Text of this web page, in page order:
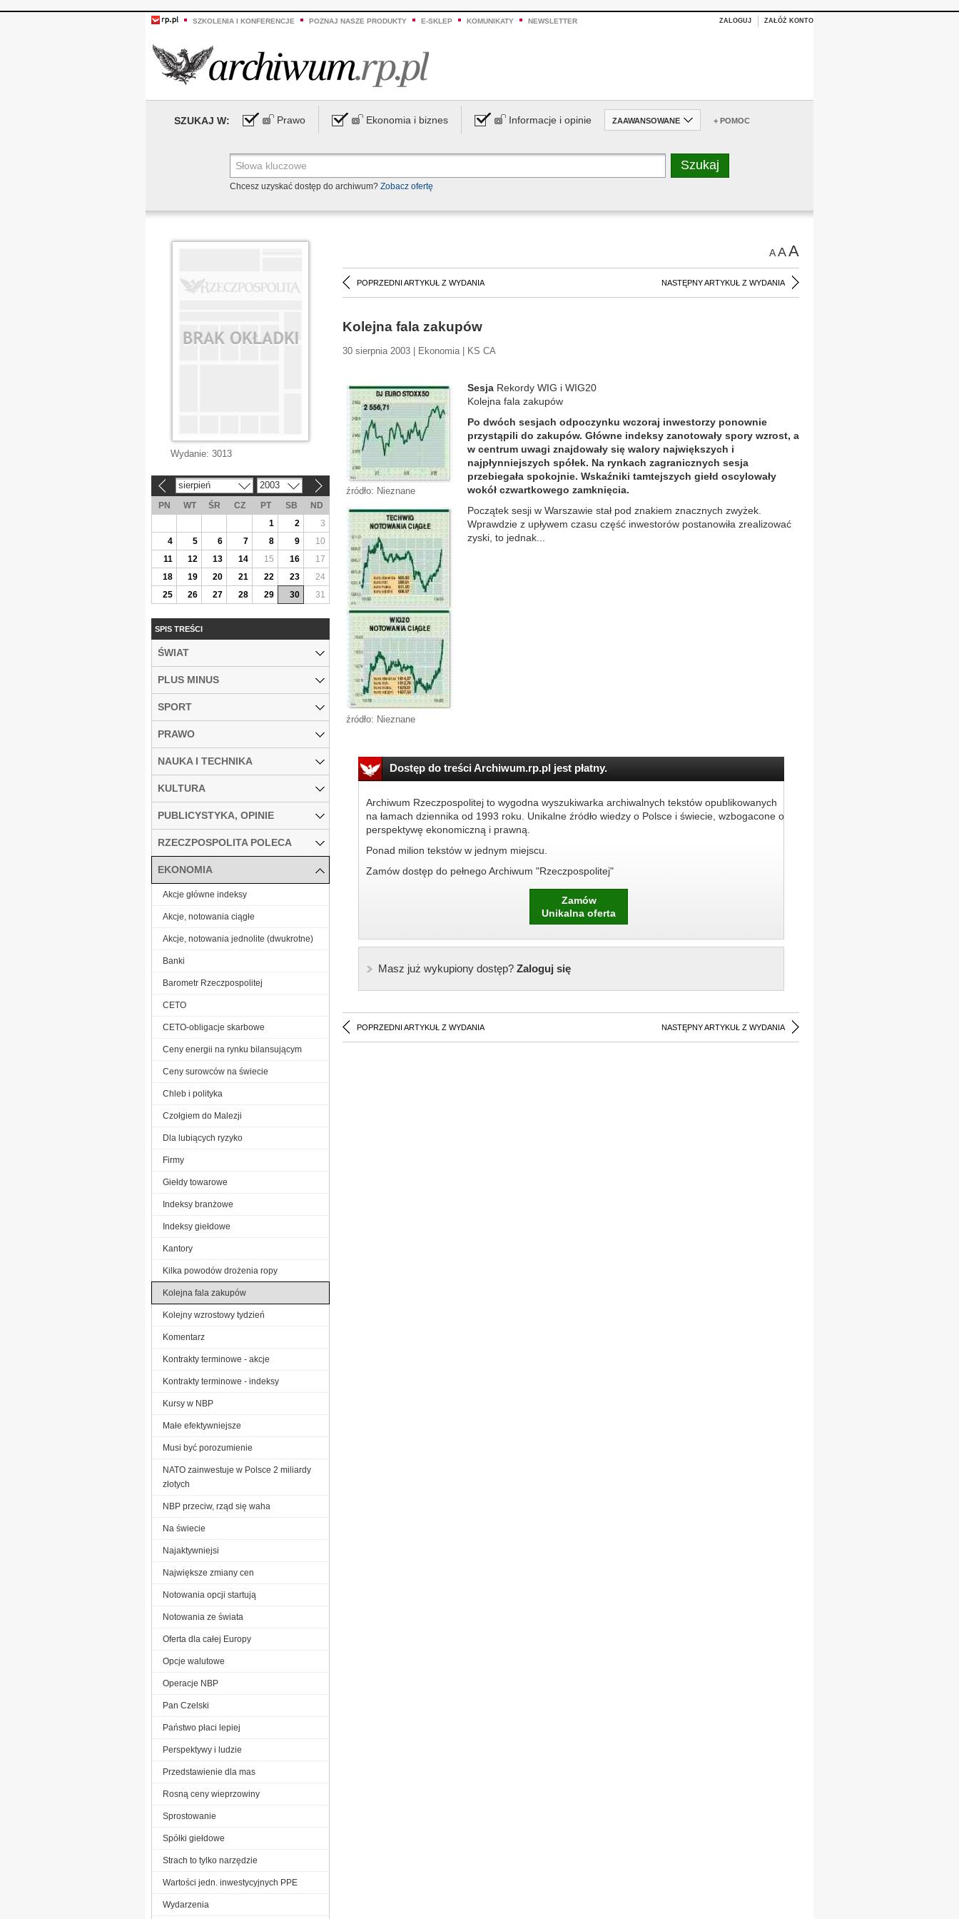
SZKOLENIA I KONFERENCJE POZNAJ NASZE PRODUKTY E-SKLEP KOMUNIKATY NEWSLETTER ZALOGUJ ZAŁÓŻ KONTO
SZUKAJ W: Prawo Ekonomia i biznes Informacje i opinie ZAAWANSOWANE + POMOC
Chcesz uzyskać dostęp do archiwum? Zobacz ofertę
AAA
POPRZEDNI ARTYKUŁ Z WYDANIA NASTĘPNY ARTYKUŁ Z WYDANIA
Kolejna fala zakupów
30 sierpnia 2003 | Ekonomia | KS CA
źródło: Nieznane
źródło: Nieznane
Sesja Rekordy WIG i WIG20
Kolejna fala zakupów
Po dwóch sesjach odpoczynku wczoraj inwestorzy ponownie
przystąpili do zakupów. Główne indeksy zanotowały spory wzrost, a
w centrum uwagi znajdowały się walory największych i
najpłynniejszych spółek. Na rynkach zagranicznych sesja
przebiegała spokojnie. Wskaźniki tamtejszych giełd oscylowały
wokół czwartkowego zamknięcia.
Początek sesji w Warszawie stał pod znakiem znacznych zwyżek.
Wprawdzie z upływem czasu część inwestorów postanowiła zrealizować
zyski, to jednak...
Dostęp do treści Archiwum.rp.pl jest płatny.
Archiwum Rzeczpospolitej to wygodna wyszukiwarka archiwalnych tekstów opublikowanych
na łamach dziennika od 1993 roku. Unikalne źródło wiedzy o Polsce i świecie, wzbogacone o
perspektywę ekonomiczną i prawną.
Ponad milion tekstów w jednym miejscu.
Zamów dostęp do pełnego Archiwum "Rzeczpospolitej"
Zamów
Unikalna oferta
Masz już wykupiony dostęp?Zaloguj się
POPRZEDNI ARTYKUŁ Z WYDANIA NASTĘPNY ARTYKUŁ Z WYDANIA
Wydanie: 3013
sierpień 2003
PN WT ŚR CZ PT SB
ND
1
2
3
4
5 6 7 8 9
10
11
12 13 14 15 16
17
18
19 20 21 22 23
24
25
26 27 28 29 30 31
SPIS TREŚCI
ŚWIAT
PLUS MINUS
SPORT
PRAWO
NAUKA I TECHNIKA
KULTURA
PUBLICYSTYKA, OPINIE
RZECZPOSPOLITA POLECA
EKONOMIA
Akcje główne indeksy
Akcje, notowania ciągłe
Akcje, notowania jednolite (dwukrotne)
Banki
Barometr Rzeczpospolitej
CETO
CETO-obligacje skarbowe
Ceny energii na rynku bilansującym
Ceny surowców na świecie
Chleb i polityka
Czołgiem do Malezji
Dla lubiących ryzyko
Firmy
Giełdy towarowe
Indeksy branżowe
Indeksy giełdowe
Kantory
Kilka powodów drożenia ropy
Kolejna fala zakupów
Kolejny wzrostowy tydzień
Komentarz
Kontrakty terminowe - akcje
Kontrakty terminowe - indeksy
Kursy w NBP
Małe efektywniejsze
Musi być porozumienie
NATO zainwestuje w Polsce 2 miliardy
złotych
NBP przeciw, rząd się waha
Na świecie
Najaktywniejsi
Największe zmiany cen
Notowania opcji startują
Notowania ze świata
Oferta dla całej Europy
Opcje walutowe
Operacje NBP
Pan Czelski
Państwo płaci lepiej
Perspektywy i ludzie
Przedstawienie dla mas
Rosną ceny wieprzowiny
Sprostowanie
Spółki giełdowe
Strach to tylko narzędzie
Wartości jedn. inwestycyjnych PPE
Wydarzenia